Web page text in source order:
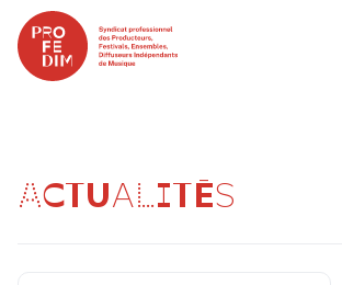
ACTUALITÉS